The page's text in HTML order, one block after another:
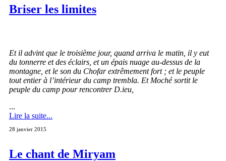
Briser les limites
Et il advint que le troisième jour, quand arriva le matin, il y eut
du tonnerre et des éclairs, et un épais nuage au-dessus de la
montagne, et le son du Chofar extrêmement fort ; et le peuple
tout entier à l’intérieur du camp trembla. Et Moché sortit le
peuple du camp pour rencontrer D.ieu,
...
Lire la suite...
28 janvier 2015
Le chant de Miryam